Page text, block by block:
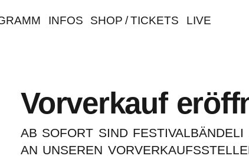
INFOS SHOP / TICKETS LIVE
Vorver­kauf
AB SOFORT SIND
AN UNSE­REN